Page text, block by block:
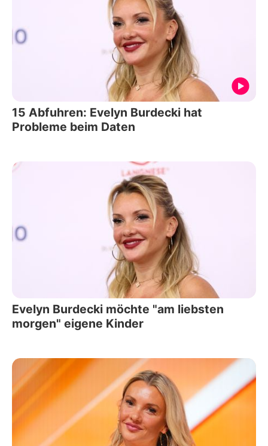
15 Abfuhren: Evelyn Burdecki hat
Probleme beim Daten
Evelyn Burdecki möchte "am liebsten
morgen" eigene Kinder